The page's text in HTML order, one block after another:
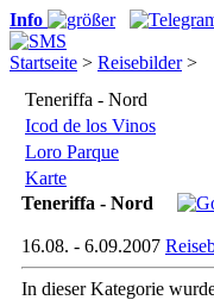
Info
Startseite > Reisebilder>
Teneriffa - Nord
Icod de los Vinos
Loro Parque
Karte
Teneriffa - Nord
16.08. - 6.09.2007
In dieser Kategorie